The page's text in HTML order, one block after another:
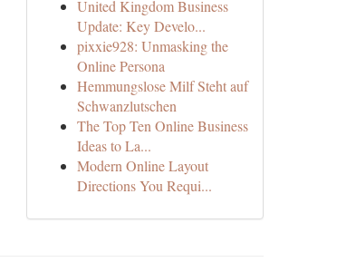
United Kingdom Business
Update: Key Develo...
pixxie928: Unmasking the
Online Persona
Hemmungslose Milf Steht auf
Schwanzlutschen
The Top Ten Online Business
Ideas to La...
Modern Online Layout
Directions You Requi...